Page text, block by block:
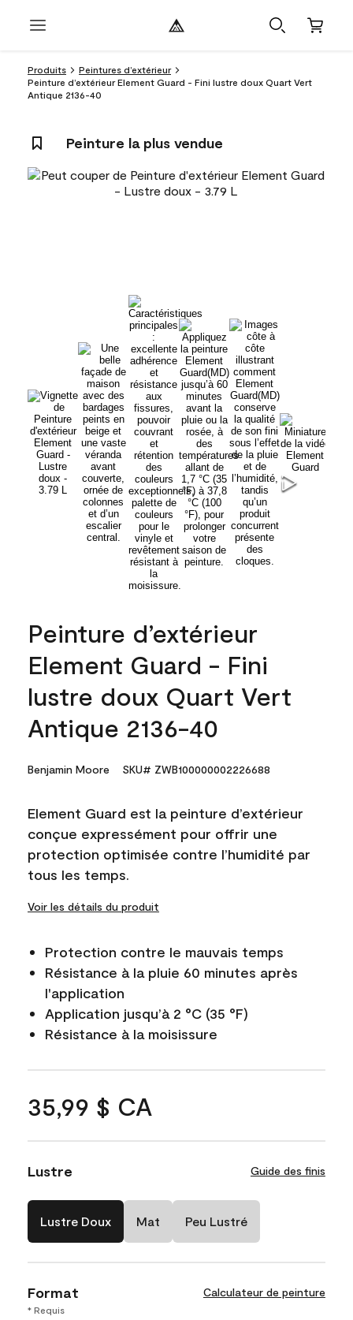
Produits
Peintures d’extérieur
Peinture d’extérieur Element Guard - Fini lustre doux Quart Vert
Antique 2136-40
Peinture la plus vendue
Peinture d’extérieur
Element Guard - Fini
lustre doux Quart Vert
Antique 2136-40
Benjamin Moore SKU# ZWB100000002226688
Element Guard est la peinture d’extérieur
conçue expressément pour offrir une
protection optimisée contre l’humidité par
tous les temps.
Voir les détails du produit
Protection contre le mauvais temps
Résistance à la pluie 60 minutes après
l'application
Application jusqu’à 2 °C (35 °F)
Résistance à la moisissure
35,99 $ CA
Lustre Guide des finis
Lustre Doux Mat Peu Lustré
Format Calculateur de peinture
* Requis